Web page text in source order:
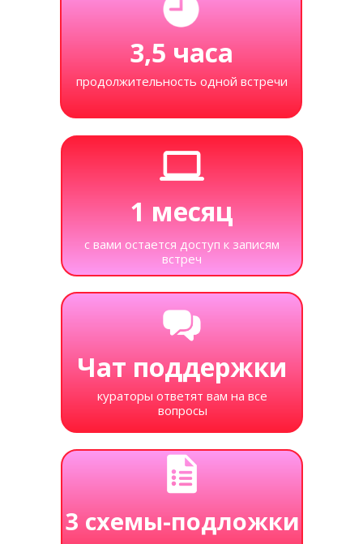
3,5 часа
продолжительность одной встречи
1 месяц
Чат поддержки
с вами остается доступ к записям
встреч
кураторы ответят вам на все
вопросы
3 схемы-подложки